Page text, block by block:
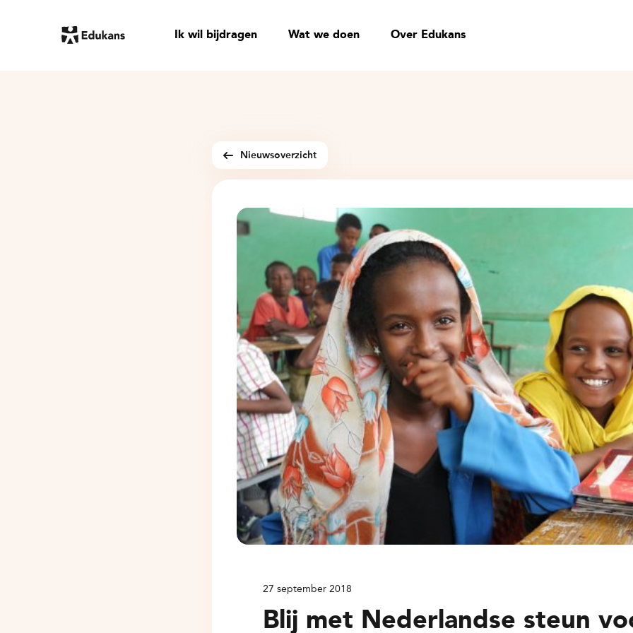
Ik wil bijdragen Wat we doen Over Edukans
Nieuwsoverzicht
27 september 2018
Blij met Nederlandse steun